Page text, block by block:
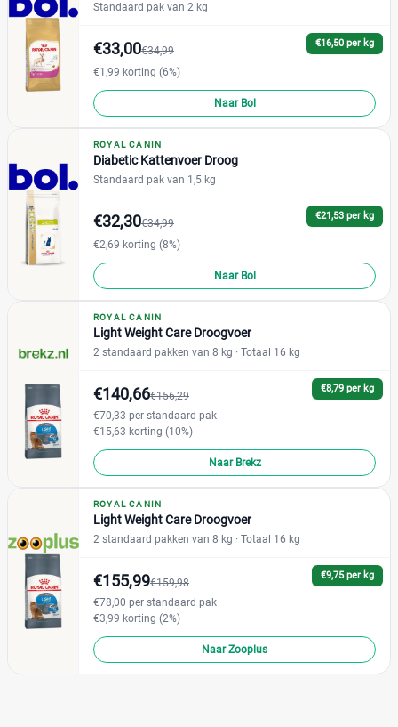
IAMS
Perfect Fit (36)
Prins
Pro Plan (78)
Purina One (63)
Whiskas
Prijs
€ €
Prijs per kg
Kortingspercentage
Droogvoer (42)
Natvoer
Junior
Kitten (5)
Senior
Verpakking
Standaard pak van 2 kg
€16,50 per kg
€33,00€34,99
€1,99 korting (6%)
Naar Bol
ROYAL CANIN
Diabetic Kattenvoer Droog
Standaard pak van 1,5 kg
€21,53 per kg
€32,30€34,99
€2,69 korting (8%)
Naar Bol
ROYAL CANIN
Light Weight Care Droogvoer
2 standaard pakken van 8 kg · Totaal 16 kg
€8,79 per kg
€140,66€156,29
€70,33 per standaard pak
€15,63 korting (10%)
Naar Brekz
ROYAL CANIN
Light Weight Care Droogvoer
2 standaard pakken van 8 kg · Totaal 16 kg
€9,75 per kg
€155,99€159,98
€78,00 per standaard pak
€3,99 korting (2%)
Naar Zooplus